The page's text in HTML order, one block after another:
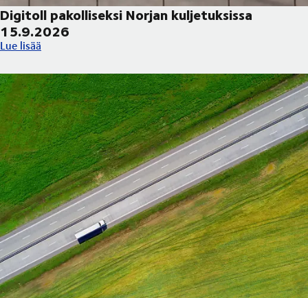
Digitoll pakolliseksi Norjan kuljetuksissa
15.9.2026
Digitoll pakolliseksi Norjan kuljetuksissa 15.9.2026
Lue lisää